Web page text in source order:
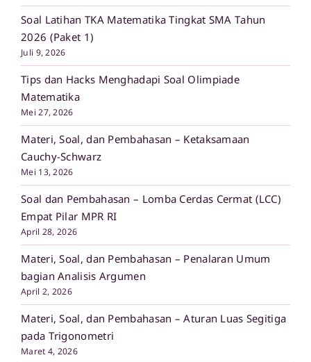
Soal Latihan TKA Matematika Tingkat SMA Tahun
2026 (Paket 1)
Juli 9, 2026
Tips dan Hacks Menghadapi Soal Olimpiade
Matematika
Mei 27, 2026
Materi, Soal, dan Pembahasan – Ketaksamaan
Cauchy-Schwarz
Mei 13, 2026
Soal dan Pembahasan – Lomba Cerdas Cermat (LCC)
Empat Pilar MPR RI
April 28, 2026
Materi, Soal, dan Pembahasan – Penalaran Umum
bagian Analisis Argumen
April 2, 2026
Materi, Soal, dan Pembahasan – Aturan Luas Segitiga
pada Trigonometri
Maret 4, 2026